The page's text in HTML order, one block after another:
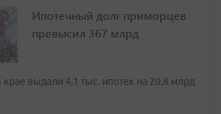
Ипотечный долг приморцев
превысил 367 млрд
крае выдали 4,1 тыс. ипотек на 20,8 млрд